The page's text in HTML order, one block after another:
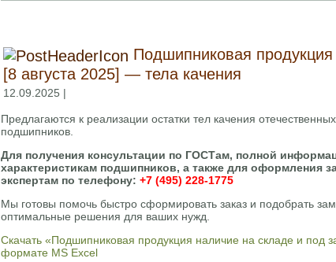
Подшипниковая
[8 августа 2025] — тела качения
12.09.2025 |
Предлагаются к реализации остатки тел качения
подшипников.
Для получения консультации по ГОСТам, полной
характеристикам подшипников, а также для оформления
экспертам по телефону: +7 (495) 228-1775
Мы готовы помочь быстро сформировать заказ и подобрать
оптимальные решения для ваших нужд.
Скачать «Подшипниковая продукция наличие на складе и под
формате MS Excel